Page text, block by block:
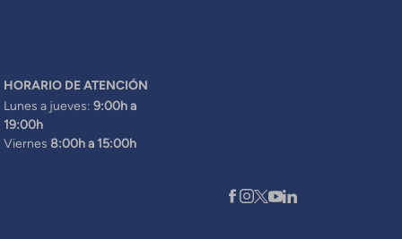
HORARIO DE ATENCIÓN
Lunes a jueves: 9:00h a
19:00h
Viernes 8:00h a 15:00h